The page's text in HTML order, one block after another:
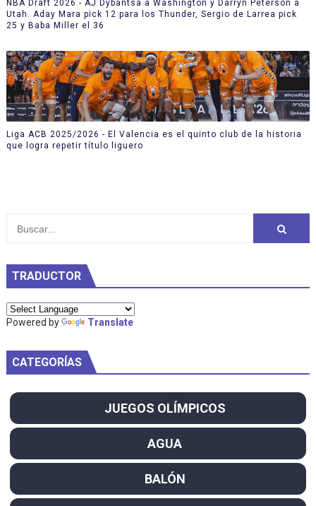
NBA Draft 2026 - AJ Dybantsa a Washington y Darryn Peterson a
Utah. Aday Mara pick 12 para los Thunder, Sergio de Larrea pick
25 y Baba Miller el 36
Liga ACB 2025/2026 - El Valencia es el quinto club de la historia
que logra repetir título liguero
TRADUCTOR
Powered by Translate
CATEGORÍAS
JUEGOS OLÍMPICOS
AGUA
BALÓN